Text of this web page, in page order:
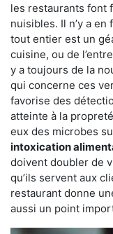
les restaurants font
nuisibles. Il n’y a
tout entier est un
cuisine, ou de
y a toujours de la
qui concerne ces
favorise des
atteinte à la
eux des microbes
intoxication
doivent doubler de
qu’ils servent aux
restaurant donne
aussi un point